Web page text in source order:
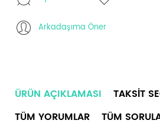
Arkadaşıma Öner
ÜRÜN AÇIKLAMASI
TAKSIT
TÜM YORUMLAR
TÜM